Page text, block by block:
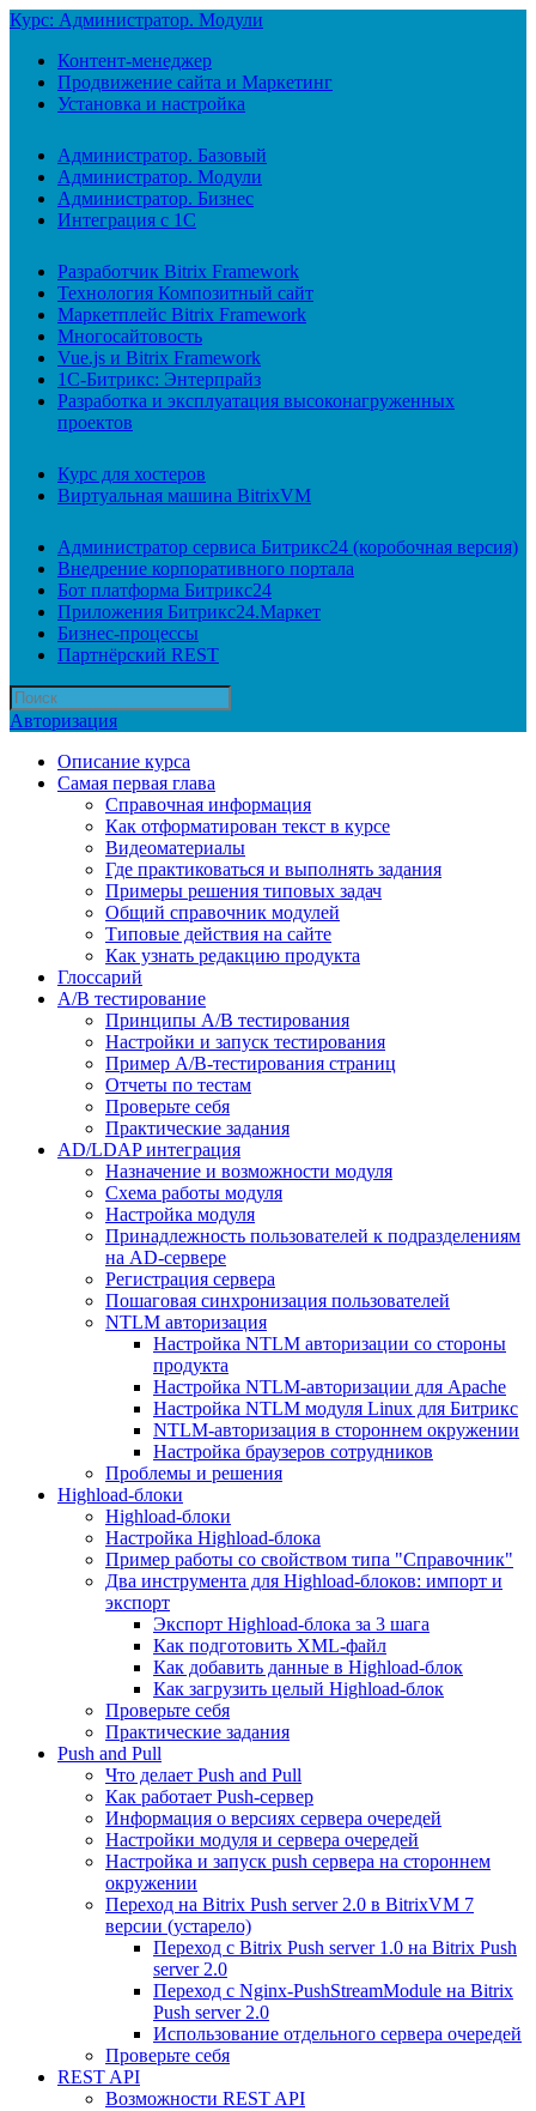
Курс: Администратор. Модули
Контент-менеджер
Продвижение сайта и Маркетинг
Установка и настройка
Администратор. Базовый
Администратор. Модули
Администратор. Бизнес
Интеграция с 1С
Разработчик Bitrix Framework
Технология Композитный сайт
Маркетплейс Bitrix Framework
Многосайтовость
Vue.js и Bitrix Framework
1С-Битрикс: Энтерпрайз
Разработка и эксплуатация высоконагруженных
проектов
Курс для хостеров
Виртуальная машина BitrixVM
Администратор сервиса Битрикс24 (коробочная версия)
Внедрение корпоративного портала
Бот платформа Битрикс24
Приложения Битрикс24.Маркет
Бизнес-процессы
Партнёрский REST
Авторизация
Описание курса
Самая первая глава
Справочная информация
Как отформатирован текст в курсе
Видеоматериалы
Где практиковаться и выполнять задания
Примеры решения типовых задач
Общий справочник модулей
Типовые действия на сайте
Как узнать редакцию продукта
Глоссарий
A/B тестирование
Принципы A/B тестирования
Настройки и запуск тестирования
Пример A/B-тестирования страниц
Отчеты по тестам
Проверьте себя
Практические задания
AD/LDAP интеграция
Назначение и возможности модуля
Схема работы модуля
Настройка модуля
Принадлежность пользователей к подразделениям
на AD-сервере
Регистрация сервера
Пошаговая синхронизация пользователей
NTLM авторизация
Настройка NTLM авторизации со стороны
продукта
Настройка NTLM-авторизации для Apache
Настройка NTLM модуля Linux для Битрикс
NTLM-авторизация в стороннем окружении
Настройка браузеров сотрудников
Проблемы и решения
Highload-блоки
Highload-блоки
Настройка Highload-блока
Пример работы со свойством типа "Справочник"
Два инструмента для Highload-блоков: импорт и
экспорт
Экспорт Highload-блока за 3 шага
Как подготовить XML-файл
Как добавить данные в Highload-блок
Как загрузить целый Highload-блок
Проверьте себя
Практические задания
Push and Pull
Что делает Push and Pull
Как работает Push-сервер
Информация о версиях сервера очередей
Настройки модуля и сервера очередей
Настройка и запуск push сервера на стороннем
окружении
Переход на Bitrix Push server 2.0 в BitrixVM 7
версии (устарело)
Переход с Bitrix Push server 1.0 на Bitrix Push
server 2.0
Переход с Nginx-PushStreamModule на Bitrix
Push server 2.0
Использование отдельного сервера очередей
Проверьте себя
REST API
Возможности REST API